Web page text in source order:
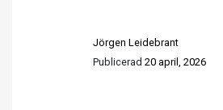
Jörgen Leidebrant
Publicerad 20 april, 2026